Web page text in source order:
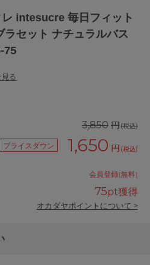
intesucre 毎日フィット
ラセット ナチュラルバス
75
る
3,850 円(税込)
プライスダウン 1,650 円 (税込)
会員登録(無料)
75pt獲得
オカダヤポイントについて >